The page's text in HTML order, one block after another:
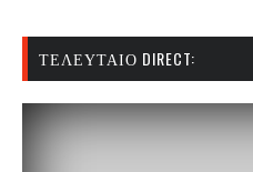
ΤΕΛΕΥΤΑΊΟ DIRECT: